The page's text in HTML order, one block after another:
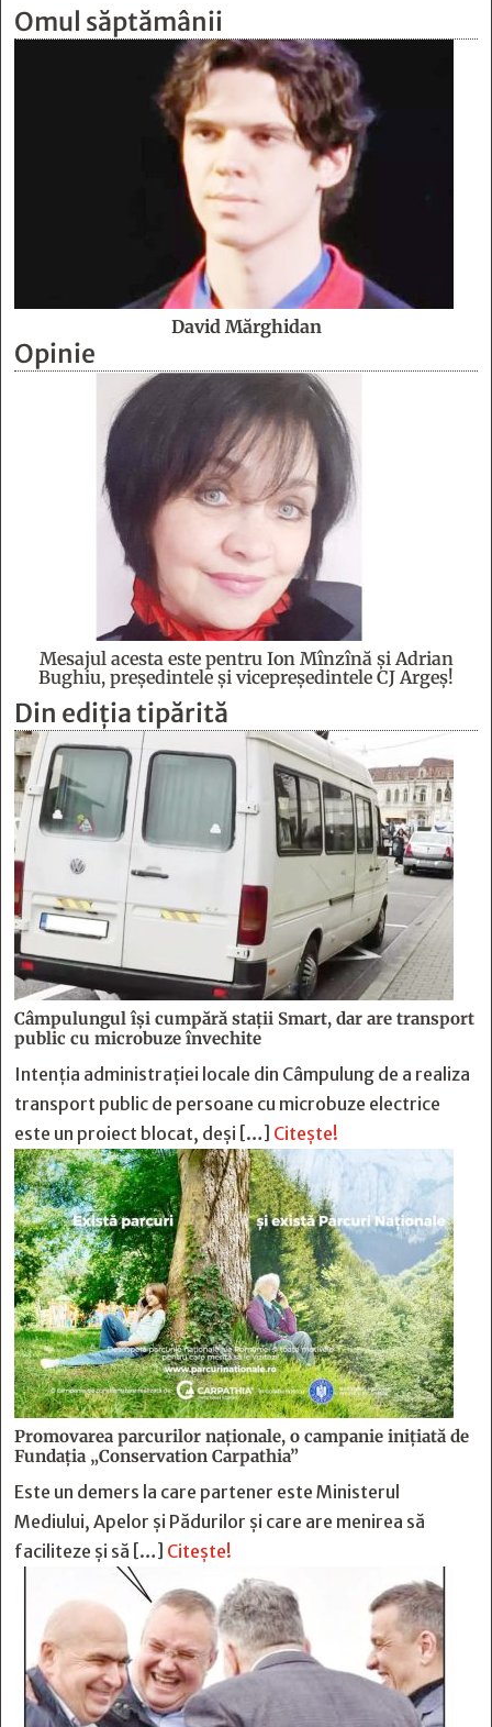
Omul săptămânii
David Mărghidan
Opinie
Mesajul acesta este pentru Ion Mînzînă şi Adrian
Bughiu, preşedintele şi vicepreşedintele CJ Argeş!
Din ediția tipărită
Câmpulungul îşi cumpără staţii Smart, dar are transport
public cu microbuze învechite
Intenția administrației locale din Câmpulung de a realiza
transport public de persoane cu microbuze electrice
este un proiect blocat, deși […] Citește!
Promovarea parcurilor naționale, o campanie inițiată de
Fundația „Conservation Carpathia”
Este un demers la care partener este Ministerul
Mediului, Apelor și Pădurilor și care are menirea să
faciliteze și să […] Citește!